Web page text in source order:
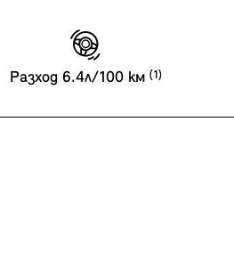
Разход 6.4л/100 км